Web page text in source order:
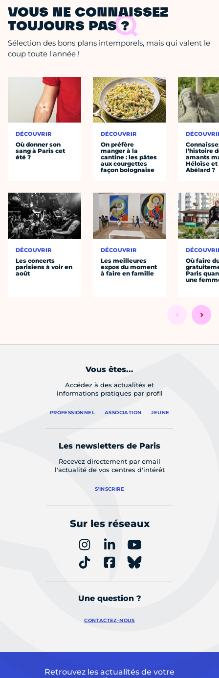
VOUS NE CONNAISSEZ
TOUJOURS PAS ?
Sélection des bons plans intemporels, mais qui valent le
coup toute l'année !
DÉCOUVRIR
Où donner son
sang à Paris cet
été ?
DÉCOUVRIR
Les concerts
parisiens à voir en
août
DÉCOUVRIR
On préfère
manger à la
cantine : les pâtes
aux courgettes
façon bolognaise
DÉCOUVRIR
Les meilleures
expos du moment
à faire en famille
l’histoire
amants
Héloïse et
Abélard ?
Où faire
Paris
une
Vous êtes...
Accédez à des actualités et
informations pratiques par profil
PROFESSIONNEL ASSOCIATION JEUNE
Les newsletters de Paris
Recevez directement par email
l'actualité de vos centres d'intérêt
S'INSCRIRE
Sur les réseaux
Une question ?
CONTACTEZ-NOUS
Retrouvez les actualités de votre